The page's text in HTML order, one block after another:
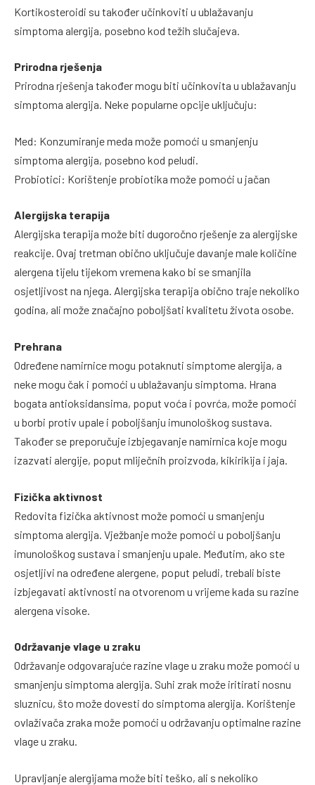
Kortikosteroidi su također učinkoviti u ublažavanju
simptoma alergija, posebno kod težih slučajeva.
Prirodna rješenja
Prirodna rješenja također mogu biti učinkovita u ublažavanju
simptoma alergija. Neke popularne opcije uključuju:
Med: Konzumiranje meda može pomoći u smanjenju
simptoma alergija, posebno kod peludi.
Probiotici: Korištenje probiotika može pomoći u jačan
Alergijska terapija
Alergijska terapija može biti dugoročno rješenje za alergijske
reakcije. Ovaj tretman obično uključuje davanje male količine
alergena tijelu tijekom vremena kako bi se smanjila
osjetljivost na njega. Alergijska terapija obično traje nekoliko
godina, ali može značajno poboljšati kvalitetu života osobe.
Prehrana
Određene namirnice mogu potaknuti simptome alergija, a
neke mogu čak i pomoći u ublažavanju simptoma. Hrana
bogata antioksidansima, poput voća i povrća, može pomoći
u borbi protiv upale i poboljšanju imunološkog sustava.
Također se preporučuje izbjegavanje namirnica koje mogu
izazvati alergije, poput mliječnih proizvoda, kikirikija i jaja.
Fizička aktivnost
Redovita fizička aktivnost može pomoći u smanjenju
simptoma alergija. Vježbanje može pomoći u poboljšanju
imunološkog sustava i smanjenju upale. Međutim, ako ste
osjetljivi na određene alergene, poput peludi, trebali biste
izbjegavati aktivnosti na otvorenom u vrijeme kada su razine
alergena visoke.
Održavanje vlage u zraku
Održavanje odgovarajuće razine vlage u zraku može pomoći u
smanjenju simptoma alergija. Suhi zrak može iritirati nosnu
sluznicu, što može dovesti do simptoma alergija. Korištenje
ovlaživača zraka može pomoći u održavanju optimalne razine
vlage u zraku.
Upravljanje alergijama može biti teško, ali s nekoliko